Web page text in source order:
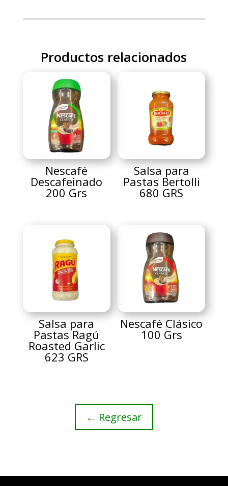
Productos relacionados
Nescafé
Descafeinado
200 Grs
Salsa para
Pastas Bertolli
680 GRS
Salsa para
Pastas Ragú
Roasted Garlic
623 GRS
Nescafé Clásico
100 Grs
← Regresar